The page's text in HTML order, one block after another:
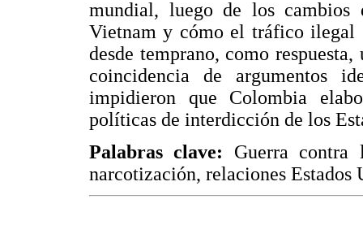
mundial, luego de los
Vietnam y cómo el tráfico ilegal
desde temprano, como
coincidencia de argumentos
impidieron que Colombia
políticas de interdicción de los
Palabras clave: Guerra contra
narcotización, relaciones Estados